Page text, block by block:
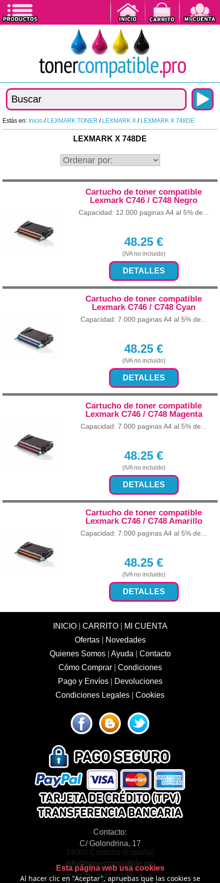
Estás en: Inicio / LEXMARK TONER / LEXMARK X / LEXMARK X 748DE
LEXMARK X 748DE
Cartucho de toner compatible
Lexmark C746 / C748 Negro
Capacidad: 12.000 paginas A4 al 5% de...
48.25 €
(IVA no incluido)
DETALLES
Cartucho de toner compatible
Lexmark C746 / C748 Cyan
Capacidad: 7.000 paginas A4 al 5% de...
48.25 €
(IVA no incluido)
DETALLES
Cartucho de toner compatible
Lexmark C746 / C748 Magenta
Capacidad: 7.000 paginas A4 al 5% de...
48.25 €
(IVA no incluido)
DETALLES
Cartucho de toner compatible
Lexmark C746 / C748 Amarillo
Capacidad: 7.000 paginas A4 al 5% de...
48.25 €
(IVA no incluido)
DETALLES
INICIO| CARRITO|
MI CUENTA
Ofertas|
Novedades
Quienes Somos| Ayuda
Contacto
Cómo Comprar| Condiciones
Pago y Envíos|
Devoluciones
Condiciones Legales
Cookies
Contacto:
C/ Golondrina, 17
14002 Córdoba (España)
info@tonercompatible.pro
957 35 97 14
Esta página web usa cookies
Al hacer clic en "Aceptar", apruebas que las cookies se